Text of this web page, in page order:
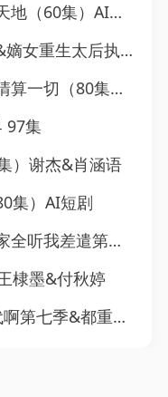
60集）AI短剧
掌江山（70集）AI短剧
80集）吴帆＆惠浩
97集
）谢杰&肖涵语
集）AI短剧
全听我差遣第二季（106集）AI短剧
棣墨&付秋婷
二代啊第七季（77集）AI短剧